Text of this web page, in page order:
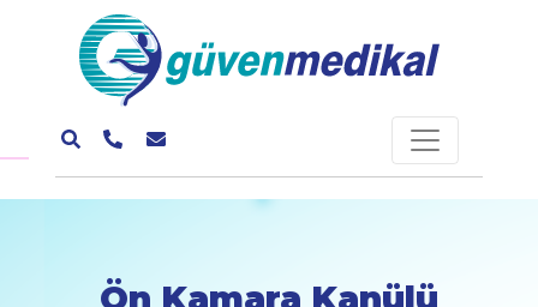
Ön Kamara Kanülü